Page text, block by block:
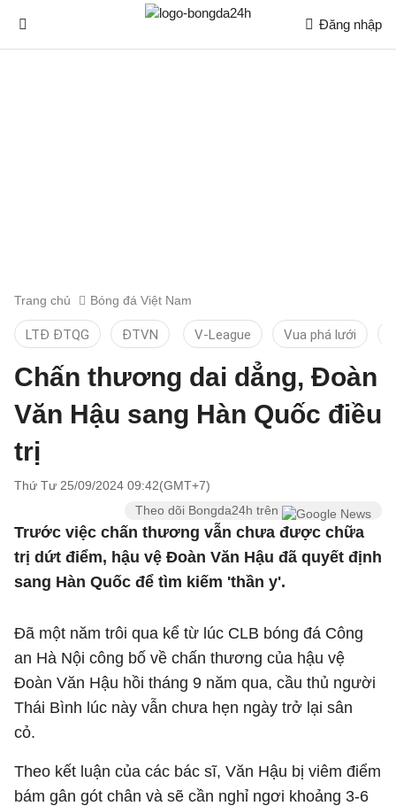
Đăng nhập
Trang chủ Bóng đá Việt Nam
LTĐ ĐTQG ĐTVN V-League Vua phá lưới
Chấn thương dai dẳng, Đoàn
Văn Hậu sang Hàn Quốc điều
trị
Thứ Tư 25/09/2024 09:42(GMT+7)
Theo dõi Bongda24h trên
Trước việc chấn thương vẫn chưa được chữa
trị dứt điểm, hậu vệ Đoàn Văn Hậu đã quyết định
sang Hàn Quốc để tìm kiếm 'thần y'.
Đã một năm trôi qua kể từ lúc CLB bóng đá Công
an Hà Nội công bố về chấn thương của hậu vệ
Đoàn Văn Hậu hồi tháng 9 năm qua, cầu thủ người
Thái Bình lúc này vẫn chưa hẹn ngày trở lại sân
cỏ.
Theo kết luận của các bác sĩ, Văn Hậu bị viêm điểm
bám gân gót chân và sẽ cần nghỉ ngơi khoảng 3-6